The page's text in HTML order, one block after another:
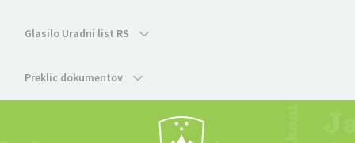
Glasilo Uradni list RS
Preklic dokumentov